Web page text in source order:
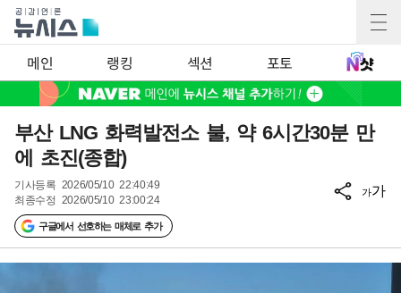
메인 랭킹 섹션 포토
부산 LNG 화력발전소 불, 약 6시간30분 만
에 초진(종합)
기사등록 2026/05/10 22:40:49
최종수정 2026/05/10 23:00:24
구글에서 선호하는 매체로 추가
가가